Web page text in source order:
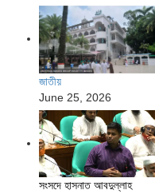
জাতীয়
June 25, 2026
সংসদে হাসনাত আবদুল্লাহ